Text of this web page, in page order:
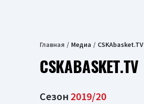
Главная Медиа CSKAbasket.TV
CSKABASKET.TV
Сезон 2019/20